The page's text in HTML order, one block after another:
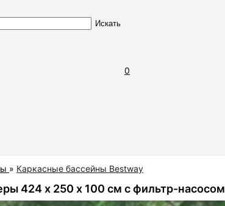
товара Искать
0
» Каркасные бассейны Bestway
424 х 250 х 100 см с фильтр-насосом